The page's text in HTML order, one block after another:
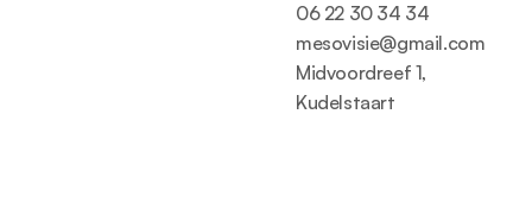
06 22 30 34 34
mesovisie@gmail.com
Midvoordreef 1,
Kudelstaart